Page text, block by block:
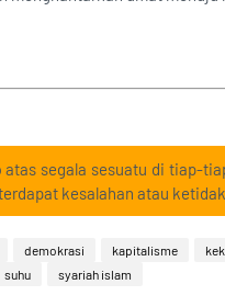
atas segala sesuatu di tiap-
kesalahan atau
demokrasi kapitalisme
suhu syariah islam